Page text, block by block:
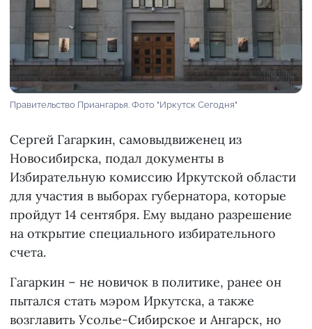
Правительство Приангарья. Фото "Иркутск Сегодня"
Сергей Гагаркин, самовыдвиженец из
Новосибирска, подал документы в
Избирательную комиссию Иркутской области
для участия в выборах губернатора, которые
пройдут 14 сентября. Ему выдано разрешение
на открытие специального избирательного
счета.
Гагаркин – не новичок в политике, ранее он
пытался стать мэром Иркутска, а также
возглавить Усолье-Сибирское и Ангарск, но